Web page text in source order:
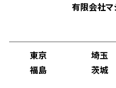
有限会社マ
東京
埼玉
福島
茨城